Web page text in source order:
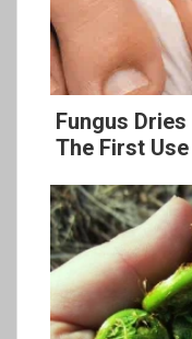
Fungus
The First Use